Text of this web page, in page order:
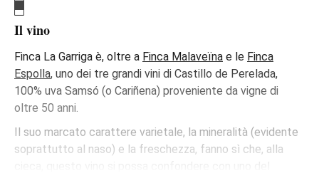
Il vino
Finca La Garriga è, oltre a Finca Malaveïna e le Finca
Espolla, uno dei tre grandi vini di Castillo de Perelada,
100% uva Samsó (o Cariñena) proveniente da vigne di
oltre 50 anni.
Il suo marcato carattere varietale, la mineralità (evidente
soprattutto al naso) e la freschezza, fanno sì che, alla